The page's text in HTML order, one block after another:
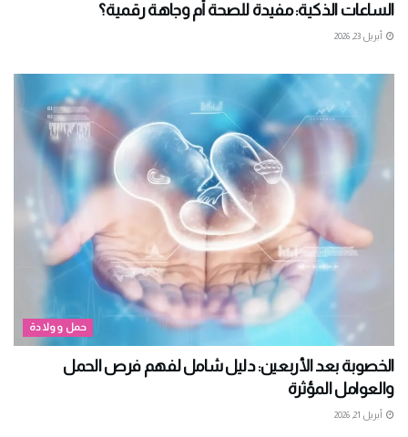
الساعات الذكية: مفيدة للصحة أم وجاهة رقمية؟
أبريل 23, 2026
حمل وولادة
الخصوبة بعد الأربعين: دليل شامل لفهم فرص الحمل
والعوامل المؤثرة
أبريل 21, 2026